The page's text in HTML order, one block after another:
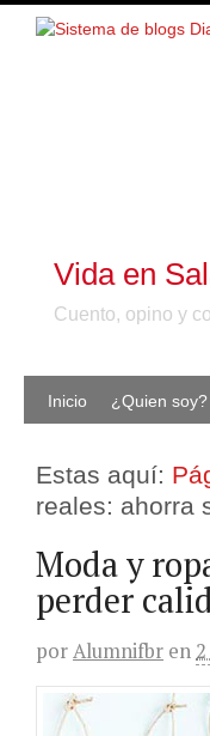
Vida en
Cuento, opino y
Inicio ¿Quien soy?
Estas aquí:
reales: ahorra
Moda y
perder
porAlumnifbr en